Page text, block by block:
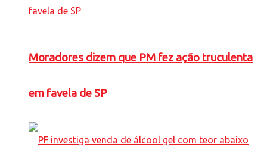
Moradores dizem que PM fez ação truculenta
em favela de SP